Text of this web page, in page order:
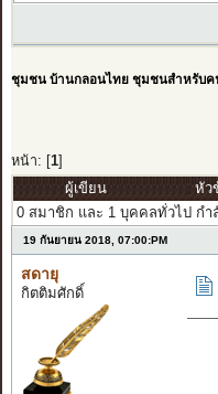
ชุมชน บ้านกลอนไทย ชุมชนสำหรับค
หน้า: [ 1]
ผู้เขียน
หัว
0 สมาชิก และ 1 บุคคลทั่วไป กำ
19 กันยายน 2018, 07:00:PM
สดายุ
กิตติมศักดิ์